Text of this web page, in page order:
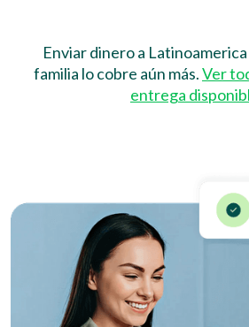
Enviar dinero a
familia lo cobre aún más.Ver
entrega